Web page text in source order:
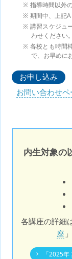
指導時間以外
期間中、上記
講習スケジュ
わせください。
各校とも時間
で、お早めに
お申し込み
お問い合わせペ
内生対象の
各講座の詳細
座
「2025